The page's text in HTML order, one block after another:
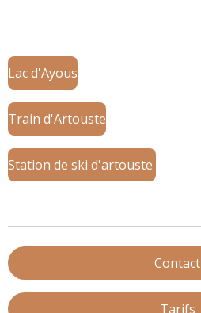
Lac d'Ayous
Train d'Artouste
Station de ski d'artouste
Contact
Tarifs